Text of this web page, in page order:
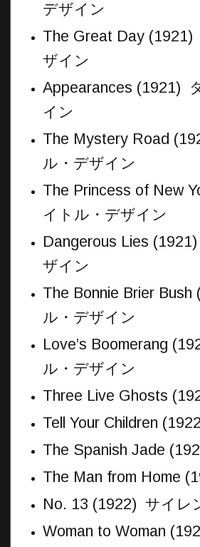
デザイン
The Great Day
ザイン
Appearances (1921)
イン
The Mystery Road
ル・デザイン
The Princess of New
イトル・デザイン
Dangerous Lies
ザイン
The Bonnie Brier Bush
ル・デザイン
Love’s Boomerang
ル・デザイン
Three Live Ghosts
Tell Your Children
The Spanish Jade
The Man from Home
No. 13 (1922) サイレ
Woman to Woman